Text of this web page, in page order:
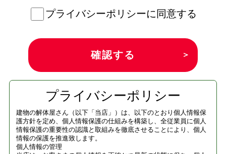
プライバシーポリシーに同意する
＞
プライバシーポリシー
建物の解体屋さん（以下「当店」）は、以下のとおり個人情報保
護方針を定め、個人情報保護の仕組みを構築し、全従業員に個人
情報保護の重要性の認識と取組みを徹底させることにより、個人
情報の保護を推進致します。
個人情報の管理